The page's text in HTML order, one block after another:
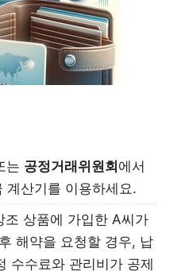
는 공정거래위원회 에서
계산기를 이용하세요.
상품에 가입한 A씨가
해약을 요청할 경우, 납
수수료와 관리비가 공제